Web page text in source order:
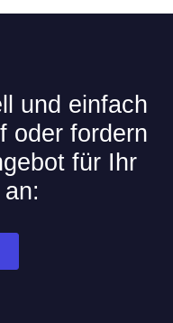
und einfach
oder fordern
für Ihr